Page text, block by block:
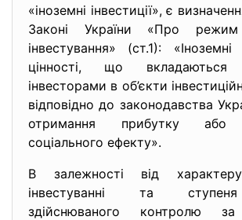
«іноземні інвестиції», є
Законі України «Про режим
інвестування» (cт.1): «Іноземні
цінності, що вкладаються
інвесторами в об’єкти
відповідно до законодавства
отримання прибутку або
соціального ефекту».
В залежності від
інвестуванні та
здійснюваного контролю